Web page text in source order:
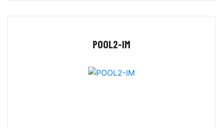
POOL2-IM